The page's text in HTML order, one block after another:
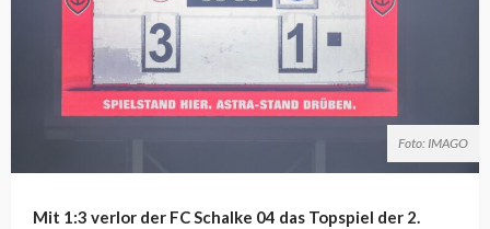
Foto: IMAGO
Mit 1:3 verlor der FC Schalke 04 das Topspiel der 2.